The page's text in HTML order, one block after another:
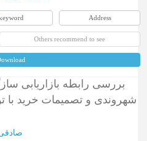
Address
Others recommend to see
بررسی رابطه بازاریابی
شهروندی و تصمیمات خرید با